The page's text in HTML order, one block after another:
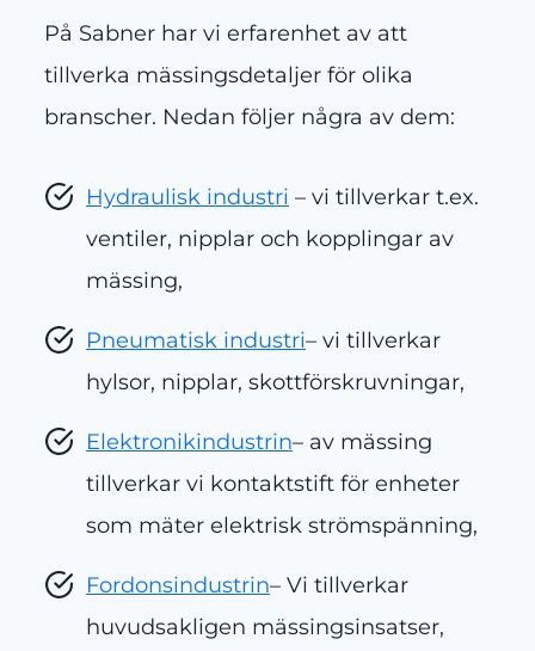
På Sabner har vi erfarenhet av att
tillverka mässingsdetaljer för olika
branscher. Nedan följer några av dem:
Hydraulisk industri – vi tillverkar t.ex.
ventiler, nipplar och kopplingar av
mässing,
Pneumatisk industri– vi tillverkar
hylsor, nipplar, skottförskruvningar,
Elektronikindustrin– av mässing
tillverkar vi kontaktstift för enheter
som mäter elektrisk strömspänning,
Fordonsindustrin– Vi tillverkar
huvudsakligen mässingsinsatser,